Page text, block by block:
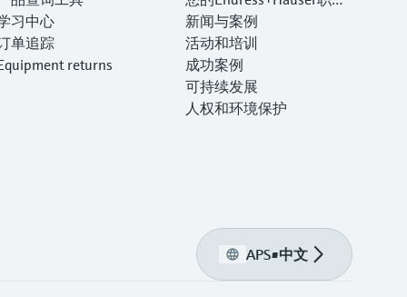
习中心
单追踪
returns
生涯
新闻与案例
活动和培训
成功案例
可持续发展
人权和环境保护
APS•中文